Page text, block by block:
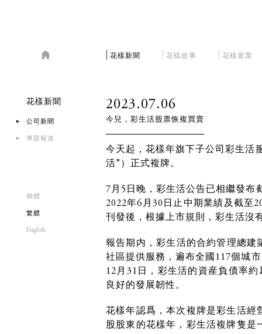
花樣新聞 花樣故事 花樣産業
花樣新聞
公司新聞
專題報道
簡體
繁軆
English
2023.07.06
今兒，彩生活股票恢複買賣
今天起，花樣年旗下子公司彩生活
活”）正式複牌。
7月5日晚，彩生活公告已相繼發布
2022年6月30日止中期業績及截至
刊發後，根據上市規則，彩生活沒
報告期内，彩生活的合約管理總建
社區提供服務，遍布全國117個城
12月31日，彩生活的資産負債率
良好的發展韌性。
花樣年認爲，本次複牌是彩生活經
股股東的花樣年，彩生活複牌隻是